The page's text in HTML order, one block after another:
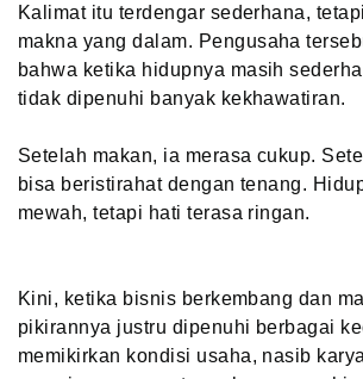
Kalimat itu terdengar sederhana,
makna yang dalam. Pengusaha
bahwa ketika hidupnya masih
tidak dipenuhi banyak kekhawatiran.
Setelah makan, ia merasa cukup.
bisa beristirahat dengan tenang.
mewah, tetapi hati terasa ringan.
Kini, ketika bisnis berkembang dan
pikirannya justru dipenuhi berbagai
memikirkan kondisi usaha, nasib